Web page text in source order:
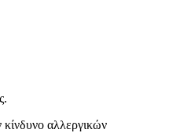
κίνδυνο αλλεργικών